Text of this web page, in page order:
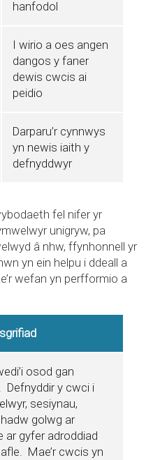
hanfodol
I wirio a oes angen
dangos y faner
dewis cwcis ai
peidio
Darparu’r cynnwys
yn newis iaith y
defnyddwyr
fel nifer yr
unigryw, pa
â nhw, ffynhonnell yr
yn ein helpu i ddeall a
wefan yn perfformio a
osod gan
Defnyddir y cwci i
sesiynau,
golwg ar
ar gyfer adroddiad
Mae’r cwcis yn